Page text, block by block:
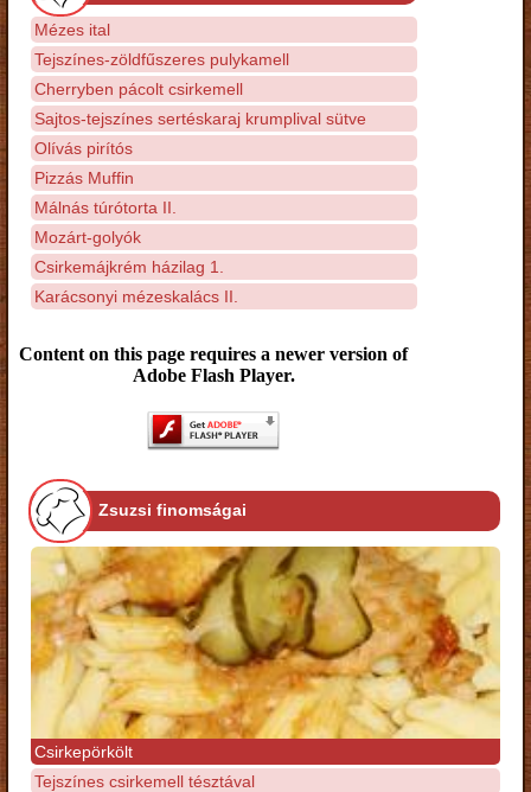
Mézes ital
Tejszínes-zöldfűszeres pulykamell
Cherryben pácolt csirkemell
Sajtos-tejszínes sertéskaraj krumplival sütve
Olívás pirítós
Pizzás Muffin
Málnás túrótorta II.
Mozárt-golyók
Csirkemájkrém házilag 1.
Karácsonyi mézeskalács II.
Content on this page requires a newer version of
Adobe Flash Player.
Zsuzsi finomságai
Csirkepörkölt
Tejszínes csirkemell tésztával